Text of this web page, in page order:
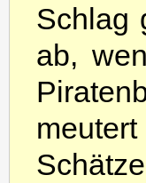
Schlag
ab,